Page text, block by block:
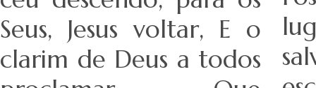
Seus, Jesus voltar, E o
clarim de Deus a todos